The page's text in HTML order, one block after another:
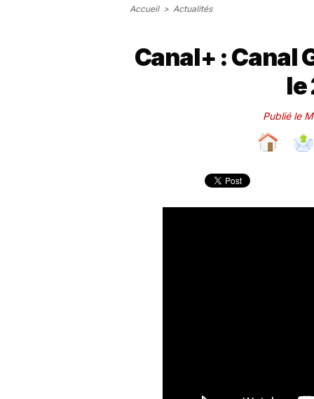
Accueil > Actualités
Canal+ : Canal
le
Publié le